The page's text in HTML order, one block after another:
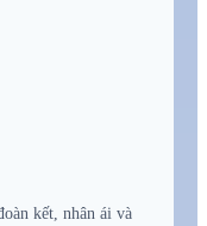
kết, nhân ái và